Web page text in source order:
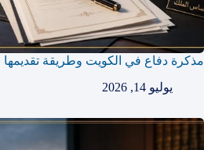
مذكرة دفاع في الكويت وطريقة تقديمها
يوليو 14, 2026